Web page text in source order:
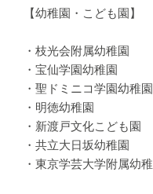
【幼稚園・こども園】
・枝光会附属幼稚園
・宝仙学園幼稚園
・聖ドミニコ学園幼稚園
・明徳幼稚園
・新渡戸文化こども園
・共立大日坂幼稚園
・東京学芸大学附属幼